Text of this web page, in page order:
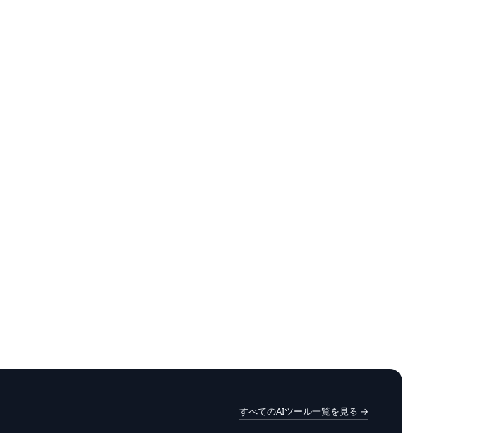
すべてのAIツール一覧を見る →